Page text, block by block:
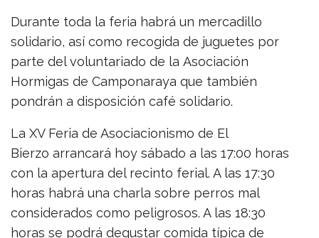
Durante toda la feria habrá un mercadillo
solidario, así como recogida de juguetes por
parte del voluntariado de la Asociación
Hormigas de Camponaraya que también
pondrán a disposición café solidario.
La XV Feria de Asociacionismo de El
Bierzo arrancará hoy sábado a las 17:00 horas
con la apertura del recinto ferial. A las 17:30
horas habrá una charla sobre perros mal
considerados como peligrosos. A las 18:30
horas se podrá degustar comida típica de